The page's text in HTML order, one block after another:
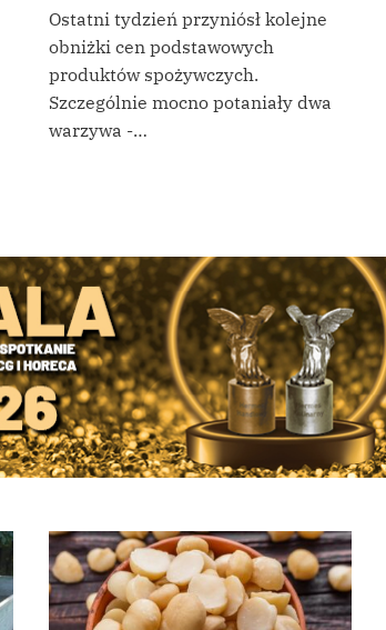
Ostatni tydzień przyniósł kolejne
obniżki cen podstawowych
produktów spożywczych.
Szczególnie mocno potaniały dwa
warzywa -…